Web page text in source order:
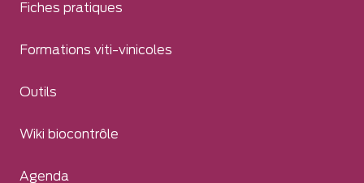
Fiches pratiques
Formations viti-vinicoles
Outils
Wiki biocontrôle
Agenda